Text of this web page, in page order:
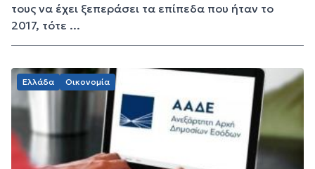
τους να έχει ξεπεράσει τα επίπεδα που ήταν το
2017, τότε ...
Ελλάδα Οικονομία